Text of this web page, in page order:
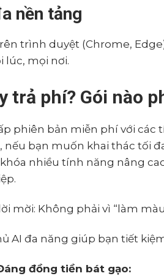
nền tảng
trình duyệt (Chrome,
lúc, mọi nơi.
trả phí? Gói nào
phiên bản miễn phí với
nếu bạn muốn khai thác tối
nhiều tính năng nâng
mời: Không phải vì “làm
đồng tiền bát gạo: